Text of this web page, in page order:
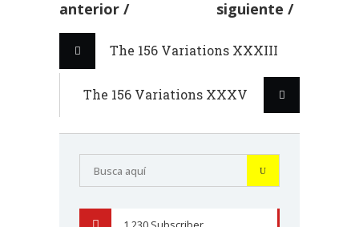
anterior siguiente
The 156 Variations XXXIII
The 156 Variations XXXV